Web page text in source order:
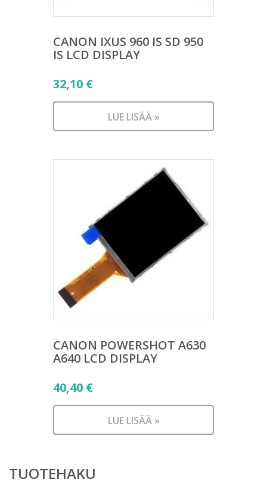
CANON IXUS 960 IS SD 950
IS LCD DISPLAY
32,10 €
LUE LISÄÄ »
CANON POWERSHOT A630
A640 LCD DISPLAY
40,40 €
LUE LISÄÄ »
TUOTEHAKU